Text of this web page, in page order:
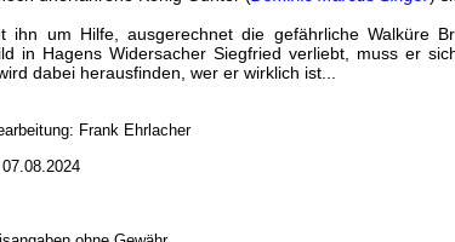
ihn um Hilfe, ausgerechnet die gefährliche Walküre
in Hagens Widersacher Siegfried verliebt, muss er
dabei herausfinden, wer er wirklich ist...
Frank Ehrlacher